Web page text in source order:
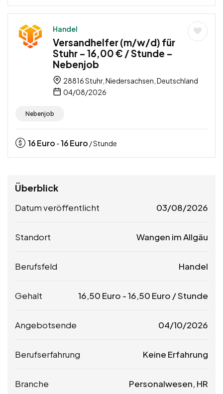
Handel
Versandhelfer (m/w/d) für
Stuhr – 16,00 € / Stunde –
Nebenjob
28816 Stuhr, Niedersachsen, Deutschland
04/08/2026
Nebenjob
16Euro -16Euro / Stunde
Überblick
Datum veröffentlicht 03/08/2026
Standort Wangen im Allgäu
Berufsfeld Handel
Gehalt 16,50 Euro -16,50 Euro / Stunde
Angebotsende 04/10/2026
Berufserfahrung Keine Erfahrung
Branche Personalwesen, HR